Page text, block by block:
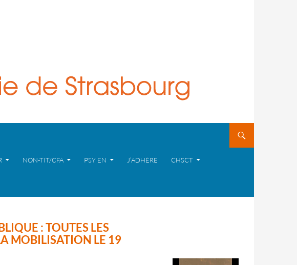
NON-TIT/CFA PSY EN J’ADHÈRE CHSCT
: TOUTES LES
MOBILISATION LE 19